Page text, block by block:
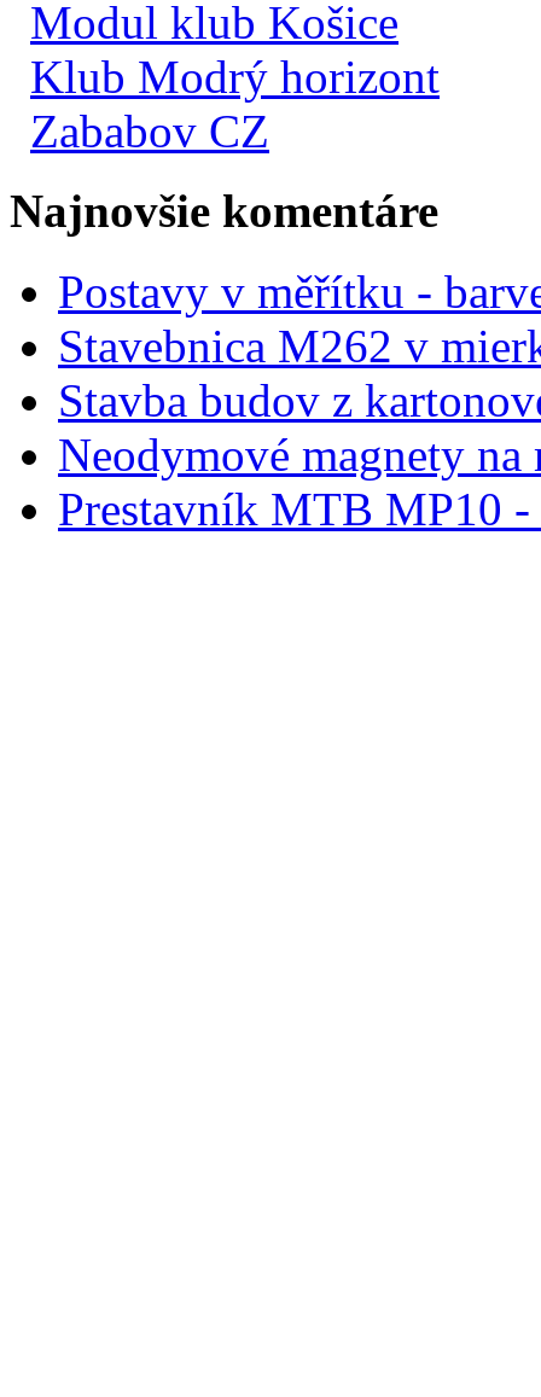
Modul klub Košice
Klub Modrý horizont
Zababov CZ
Najnovšie komentáre
Postavy v měřítku -
Stavebnica M262 v
Stavba budov z
Neodymové magnety na
Prestavník MTB MP10